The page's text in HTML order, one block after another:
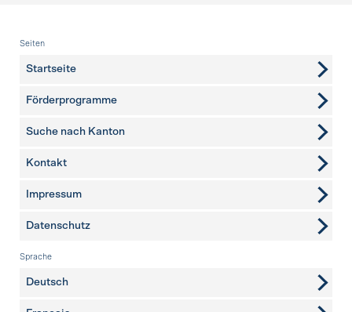
Fusszeile
Seiten
Startseite
Förderprogramme
Suche nach Kanton
weitere Seiten
Kontakt
Impressum
Datenschutz
Sprache
Deutsch